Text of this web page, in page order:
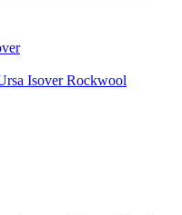
IsoverRockwool